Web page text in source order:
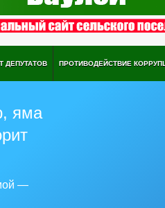
ДЕПУТАТОВ ПРОТИВОДЕЙСТВИЕ
яма
—